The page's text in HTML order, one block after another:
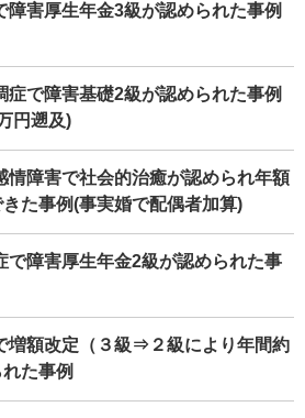
障害厚生年金3級が認められた事例
症で障害基礎2級が認められた事例
円遡及)
情障害で社会的治癒が認められ年額
た事例(事実婚で配偶者加算)
で障害厚生年金2級が認められた事
増額改定（３級⇒２級により年間約
た事例